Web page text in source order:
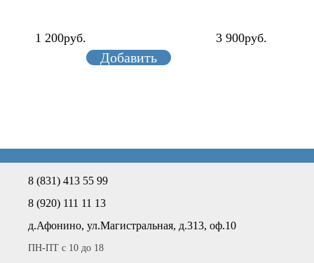
1 200руб.
Добавить
3 900руб.
8 (831) 413 55 99
8 (920) 111 11 13
д.Афонино, ул.Магистральная, д.313, оф.10
ПН-ПТ с 10 до 18